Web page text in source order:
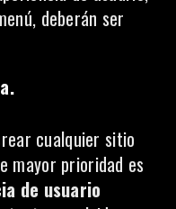
deberán ser
cualquier sitio
mayor prioridad es
de usuario